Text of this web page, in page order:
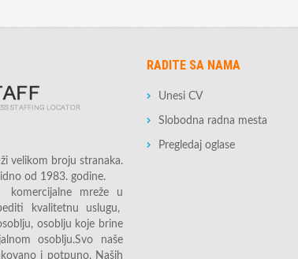
velikom broju stranaka.
od 1983. godine.
komercijalne mreže u
kvalitetnu uslugu,
osoblju koje brine
osoblju.Svo naše
i potpuno. Naših
RADITE SA NAMA
Unesi CV
Slobodna radna mesta
Pregledaj oglase